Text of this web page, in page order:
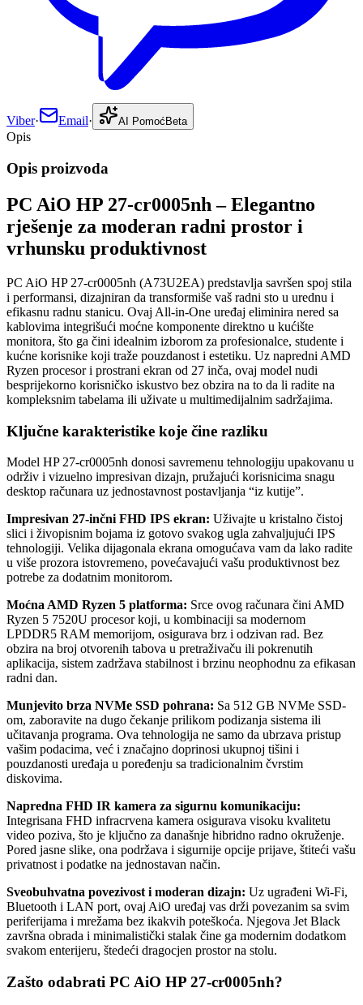
Viber· Email· AI Pomoć Beta
Opis
Opis proizvoda
PC AiO HP 27-cr0005nh – Elegantno
rješenje za moderan radni prostor i
vrhunsku produktivnost
PC AiO HP 27-cr0005nh (A73U2EA) predstavlja savršen spoj stila
i performansi, dizajniran da transformiše vaš radni sto u urednu i
efikasnu radnu stanicu. Ovaj All-in-One uređaj eliminira nered sa
kablovima integrišući moćne komponente direktno u kućište
monitora, što ga čini idealnim izborom za profesionalce, studente i
kućne korisnike koji traže pouzdanost i estetiku. Uz napredni AMD
Ryzen procesor i prostrani ekran od 27 inča, ovaj model nudi
besprijekorno korisničko iskustvo bez obzira na to da li radite na
kompleksnim tabelama ili uživate u multimedijalnim sadržajima.
Ključne karakteristike koje čine razliku
Model HP 27-cr0005nh donosi savremenu tehnologiju upakovanu u
održiv i vizuelno impresivan dizajn, pružajući korisnicima snagu
desktop računara uz jednostavnost postavljanja “iz kutije”.
Impresivan 27-inčni FHD IPS ekran: Uživajte u kristalno čistoj
slici i živopisnim bojama iz gotovo svakog ugla zahvaljujući IPS
tehnologiji. Velika dijagonala ekrana omogućava vam da lako radite
u više prozora istovremeno, povećavajući vašu produktivnost bez
potrebe za dodatnim monitorom.
Moćna AMD Ryzen 5 platforma: Srce ovog računara čini AMD
Ryzen 5 7520U procesor koji, u kombinaciji sa modernom
LPDDR5 RAM memorijom, osigurava brz i odzivan rad. Bez
obzira na broj otvorenih tabova u pretraživaču ili pokrenutih
aplikacija, sistem zadržava stabilnost i brzinu neophodnu za efikasan
radni dan.
Munjevito brza NVMe SSD pohrana: Sa 512 GB NVMe SSD-
om, zaboravite na dugo čekanje prilikom podizanja sistema ili
učitavanja programa. Ova tehnologija ne samo da ubrzava pristup
vašim podacima, već i značajno doprinosi ukupnoj tišini i
pouzdanosti uređaja u poređenju sa tradicionalnim čvrstim
diskovima.
Napredna FHD IR kamera za sigurnu komunikaciju:
Integrisana FHD infracrvena kamera osigurava visoku kvalitetu
video poziva, što je ključno za današnje hibridno radno okruženje.
Pored jasne slike, ona podržava i sigurnije opcije prijave, štiteći vašu
privatnost i podatke na jednostavan način.
Sveobuhvatna povezivost i moderan dizajn: Uz ugrađeni Wi-Fi,
Bluetooth i LAN port, ovaj AiO uređaj vas drži povezanim sa svim
periferijama i mrežama bez ikakvih poteškoća. Njegova Jet Black
završna obrada i minimalistički stalak čine ga modernim dodatkom
svakom enterijeru, štedeći dragocjen prostor na stolu.
Zašto odabrati PC AiO HP 27-cr0005nh?